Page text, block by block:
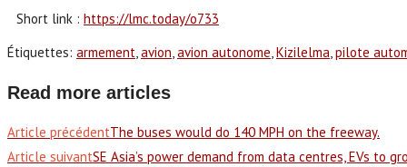
Short link : https://lmc.today/o733
Étiquettes: armement, avion, avion autonome, Kizilelma, pilote
Read more articles
Article précédentThe buses would do 140 MPH on the freeway.
Article suivantSE Asia’s power demand from data centres, EVs to